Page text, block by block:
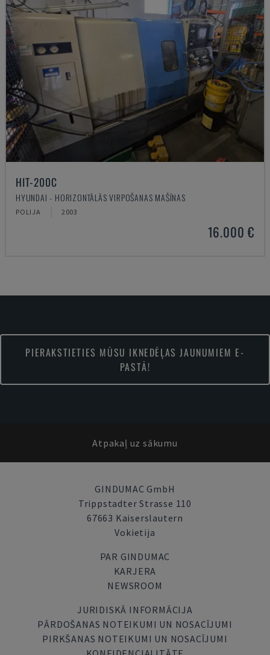
HIT-200C
HYUNDAI - HORIZONTĀLĀS VIRPOŠANAS MAŠĪNAS
POLIJA 2003
16.000 €
PIERAKSTIETIES MŪSU IKNEDĒĻAS JAUNUMIEM E-
PASTĀ!
Atpakaļ uz sākumu
GINDUMAC GmbH
Trippstadter Strasse 110
67663 Kaiserslautern
Vokietija
PAR GINDUMAC
KARJERA
NEWSROOM
JURIDISKĀ INFORMĀCIJA
PĀRDOŠANAS NOTEIKUMI UN NOSACĪJUMI
PIRKŠANAS NOTEIKUMI UN NOSACĪJUMI